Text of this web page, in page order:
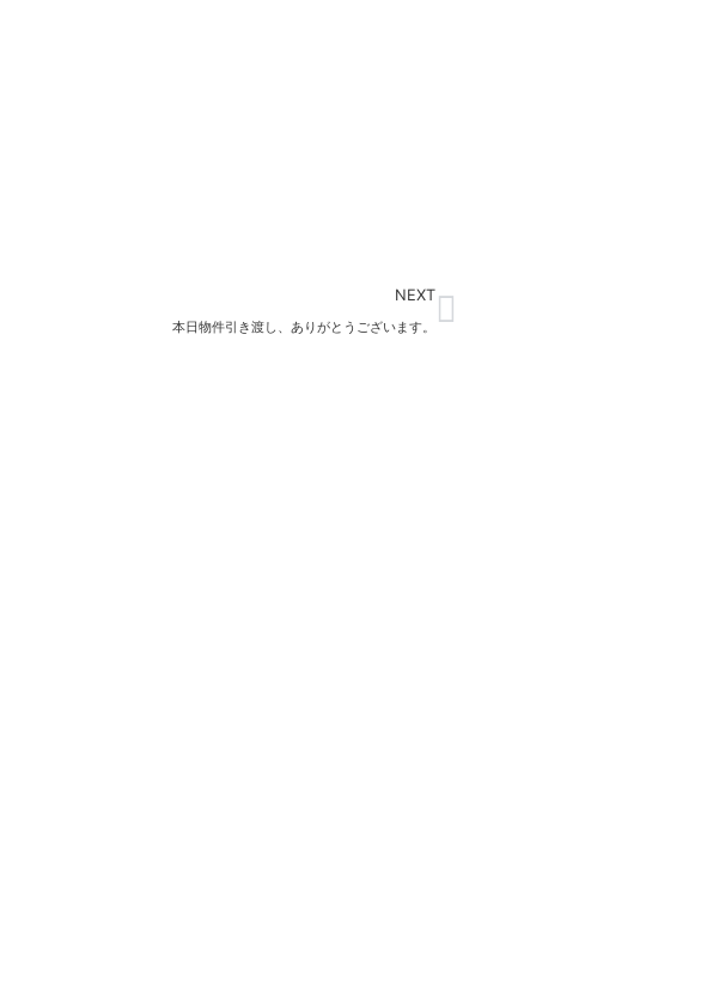
NEXT
本日物件引き渡し、ありがとうございます。
Next